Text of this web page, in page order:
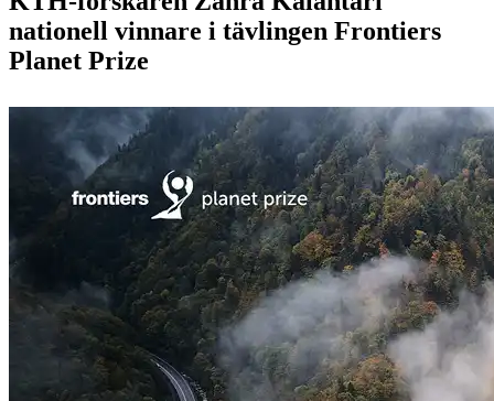
nationell vinnare i tävlingen Frontiers
Planet Prize